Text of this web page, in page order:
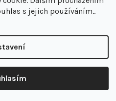
s jejich používáním..
pro vás novinky a na
Jsme tu pro Vás na
lékárna. Všechna